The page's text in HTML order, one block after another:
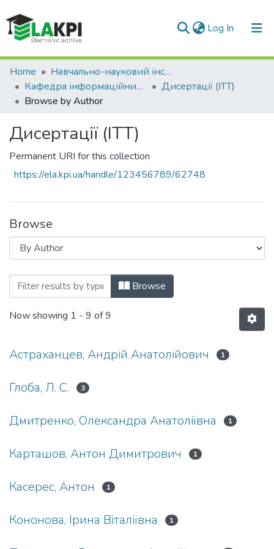
Log In (current)
Communities & Collections
All of DSpace
Home
Навчально-науковий інститут телекомунікаційних систем (НН ІТС)
Кафедра інформаційних технологій в телекомунікаціях (ІТТ)
Дисертації (ІТТ)
Browse by Author
Дисертації (ІТТ)
Permanent URI for this collection
https://ela.kpi.ua/handle/123456789/62748
Browse
Browsing Дисертації (ІТТ) by Author
Browse
Now showing 1 - 9 of 9
Астраханцев, Андрiй Анатолiйович 1
Глоба, Л. С. 3
Дмитренко, Олександра Анатоліївна 1
Карташов, Антон Димитрович 1
Касерес, Антон 1
Кононова, Ірина Віталіївна 1